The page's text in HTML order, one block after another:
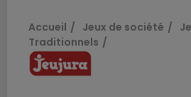
Accueil Jeux de société
Traditionnels